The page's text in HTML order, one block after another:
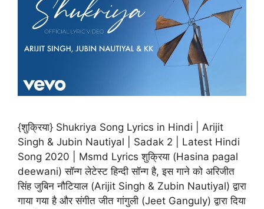
{शुक्रिया} Shukriya Song Lyrics in Hindi | Arijit
Singh & Jubin Nautiyal | Sadak 2 | Latest Hindi
Song 2020 | Msmd Lyrics शुक्रिया (Hasina pagal
deewani) सॉन्ग लेटेस्ट हिन्दी सॉन्ग है, इस गाने को अरिजीत
सिंह जुबिन नौटियाल (Arijit Singh & Zubin Nautiyal) द्वारा
गाया गया है और संगीत जीत गांगुली (Jeet Ganguly) द्वारा दिया